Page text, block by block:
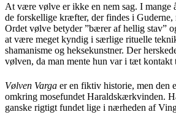
At være vølve er ikke en nem sag. I mange
de forskellige kræfter, der findes i Guderne,
Ordet vølve betyder ”bærer af hellig stav”
at være meget kyndig i særlige rituelle
shamanisme og heksekunstner. Der
vølven, da man mente hun var i tæt kontakt
Vølven Varga er en fiktiv historie, men den
omkring mosefundet Haraldskærkvinden.
ganske rigtigt fundet lige i nærheden af